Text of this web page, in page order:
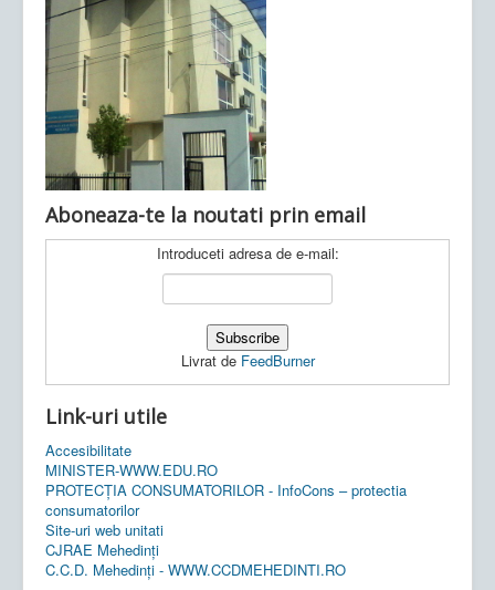
Ultimele articole: Vi, 04.11.2022 -
Județean Mehedinți
Aboneaza-te la noutati prin email
Introduceti adresa de e-mail:
Livrat de FeedBurner
Link-uri utile
Accesibilitate
MINISTER-WWW.EDU.RO
PROTECȚIA CONSUMATORILOR - InfoCons – protectia
consumatorilor
Site-uri web unitati
CJRAE Mehedinți
C.C.D. Mehedinţi - WWW.CCDMEHEDINTI.RO